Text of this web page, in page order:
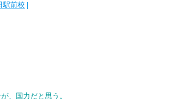
駅前校
、国力だと思う。